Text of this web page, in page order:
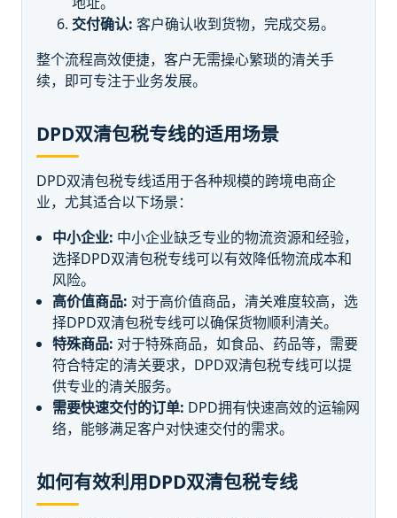
交付确认: 客户确认收到货物，完成交易。
整个流程高效便捷，客户无需操心繁琐的清关手
续，即可专注于业务发展。
DPD双清包税专线的适用场景
DPD双清包税专线适用于各种规模的跨境电商企
业，尤其适合以下场景：
中小企业: 中小企业缺乏专业的物流资源和经验，
选择DPD双清包税专线可以有效降低物流成本和
风险。
高价值商品: 对于高价值商品，清关难度较高，选
择DPD双清包税专线可以确保货物顺利清关。
特殊商品: 对于特殊商品，如食品、药品等，需要
符合特定的清关要求，DPD双清包税专线可以提
供专业的清关服务。
需要快速交付的订单: DPD拥有快速高效的运输网
络，能够满足客户对快速交付的需求。
如何有效利用DPD双清包税专线